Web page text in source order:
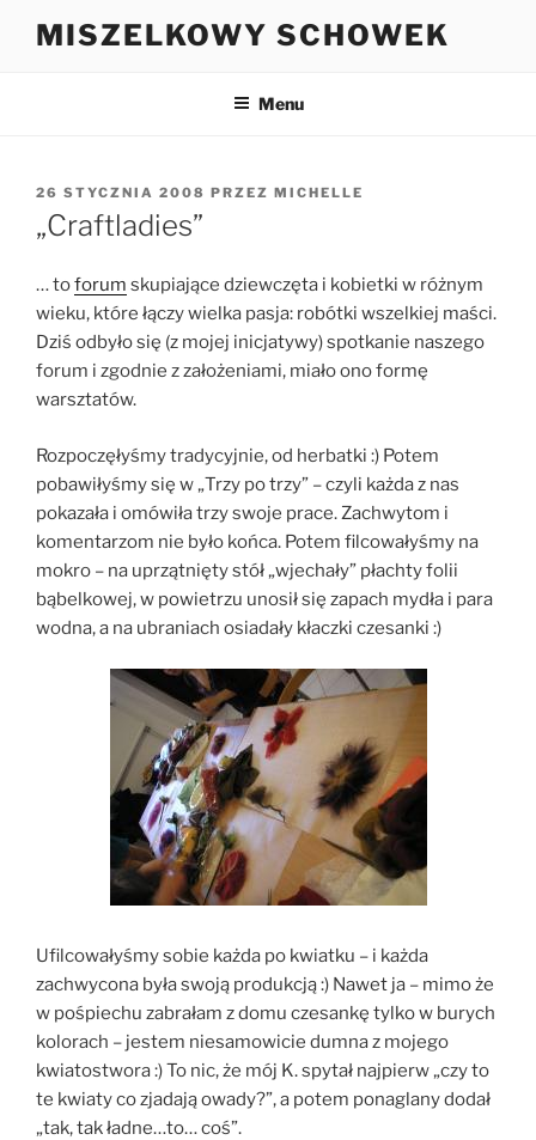
MISZELKOWY SCHOWEK
Menu
OPUBLIKOWANE
26 STYCZNIA 2008 PRZEZ MICHELLE
„Craftladies”
… toforum skupiające dziewczęta i kobietki w różnym
wieku, które łączy wielka pasja: robótki wszelkiej maści.
Dziś odbyło się (z mojej inicjatywy) spotkanie naszego
forum i zgodnie z założeniami, miało ono formę
warsztatów.
Rozpoczęłyśmy tradycyjnie, od herbatki :) Potem
pobawiłyśmy się w „Trzy po trzy” – czyli każda z nas
pokazała i omówiła trzy swoje prace. Zachwytom i
komentarzom nie było końca. Potem filcowałyśmy na
mokro – na uprzątnięty stół „wjechały” płachty folii
bąbelkowej, w powietrzu unosił się zapach mydła i para
wodna, a na ubraniach osiadały kłaczki czesanki :)
Ufilcowałyśmy sobie każda po kwiatku – i każda
zachwycona była swoją produkcją :) Nawet ja – mimo że
w pośpiechu zabrałam z domu czesankę tylko w burych
kolorach – jestem niesamowicie dumna z mojego
kwiatostwora :) To nic, że mój K. spytał najpierw „czy to
te kwiaty co zjadają owady?”, a potem ponaglany dodał
„tak, tak ładne…to… coś”.